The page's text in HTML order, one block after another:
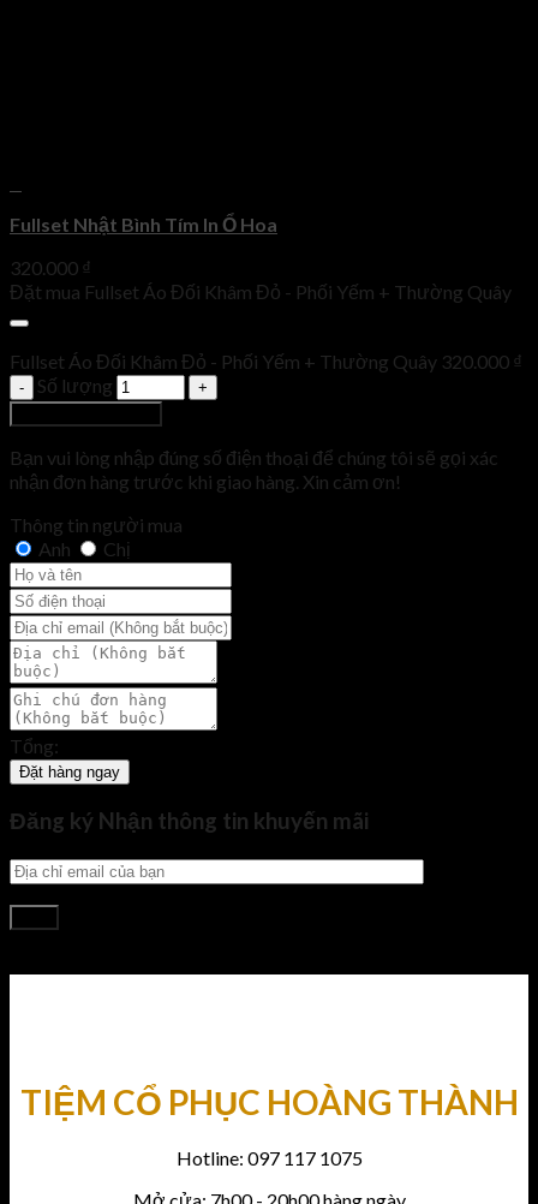
Fullset Nhật Bình Tím In Ổ Hoa
320.000 ₫
Đặt mua Fullset Áo Đối Khâm Đỏ - Phối Yếm + Thường Quây
Fullset Áo Đối Khâm Đỏ - Phối Yếm + Thường Quây 320.000 ₫
Số lượng
Bạn vui lòng nhập đúng số điện thoại để chúng tôi sẽ gọi xác
nhận đơn hàng trước khi giao hàng. Xin cảm ơn!
Thông tin người mua
Anh
Chị
Tổng:
Đặt hàng ngay
Đăng ký Nhận thông tin khuyến mãi
TIỆM CỔ PHỤC HOÀNG THÀNH
Hotline: 097 117 1075